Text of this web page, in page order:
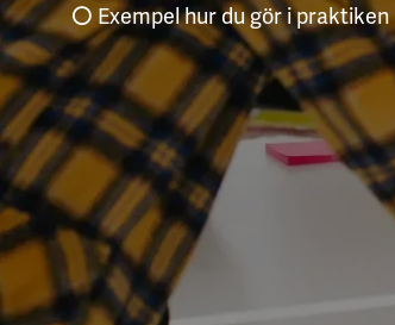
⚪ Exempel hur du gör i praktiken